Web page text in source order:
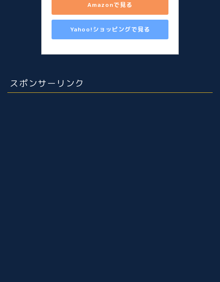
Amazonで見る
Yahoo!ショッピングで見る
スポンサーリンク